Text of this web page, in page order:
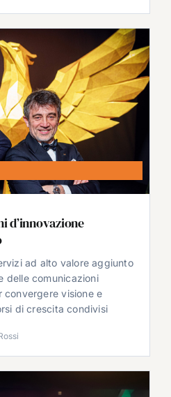
d’innovazione
ad alto valore aggiunto
delle comunicazioni
visione e
di crescita condivisi